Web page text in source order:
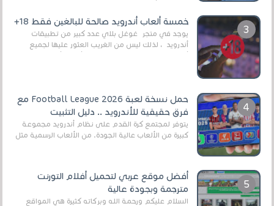
خمسة ألعاب أندرويد صالحة للبالغين فقط 18+
يوجد في متجر غوغل بلاي عدد كبير من تطبيقات
أندرويد ، لذلك ليس من الغريب العثور عليها لجميع
حمل نسخة لعبة Football League 2026 مع
فرق حقيقية للأندرويد .. دليل التثبيت
يتوفر لمجتمع كرة القدم على نظام أندرويد مجموعة
كبيرة من الألعاب عالية الجودة. من الألعاب الرسمية مثل
أفضل موقع عربي لتحميل أفلام التورنت
مترجمة وبجودة عالية
السلام عليكم ورحمة الله وبركاته كثيرة هي المواقع